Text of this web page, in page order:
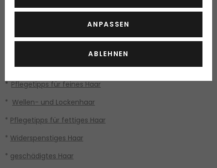
·Haarfülle
Welche Haartypen gibt es und wie sollten man sie
pflegen?
*Pflegetipps für feines Haar
* Wellen- und Lockenhaar
* Pflegetipps für fettiges Haar
* Widerspenstiges Haar
* geschädigtes Haar
ANPASSEN
ABLEHNEN